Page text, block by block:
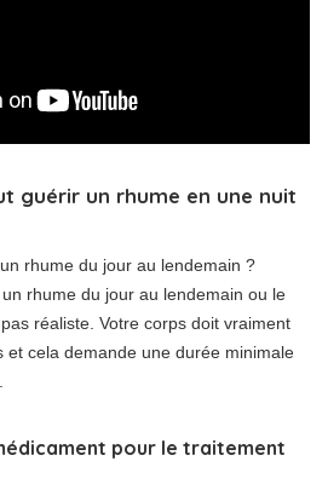
guérir un rhume en une nuit
rhume du jour au lendemain ?
rhume du jour au lendemain ou le
réaliste. Votre corps doit vraiment
et cela demande une durée minimale
pour le traitement